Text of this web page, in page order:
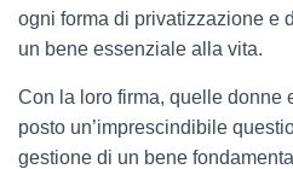
ogni forma di privatizzazione e
un bene essenziale alla vita.
Con la loro firma, quelle donne
posto un’imprescindibile
gestione di un bene